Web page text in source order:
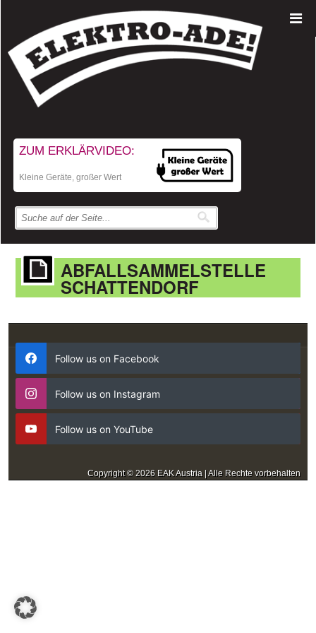
ZUM ERKLÄRVIDEO:
Kleine Geräte, großer Wert
ABFALLSAMMELSTELLE
SCHATTENDORF
Follow us on Facebook
Follow us on Instagram
Follow us on YouTube
Copyright © 2026 EAK Austria | Alle Rechte vorbehalten